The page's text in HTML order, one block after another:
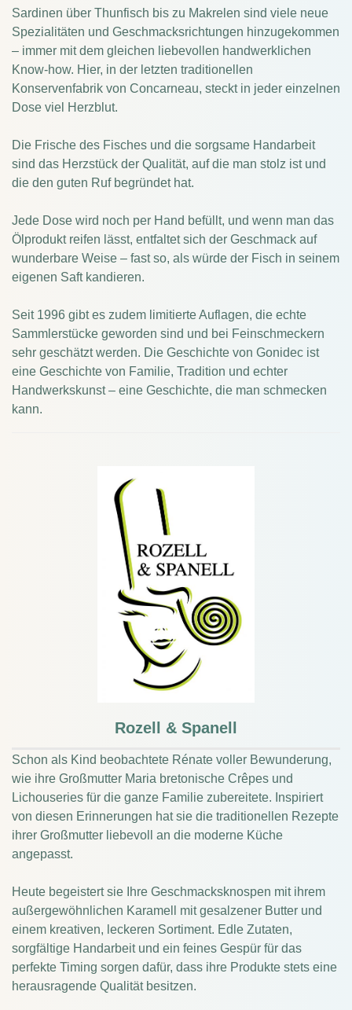
Sardinen über Thunfisch bis zu Makrelen sind viele neue
Spezialitäten und Geschmacksrichtungen hinzugekommen
– immer mit dem gleichen liebevollen handwerklichen
Know-how. Hier, in der letzten traditionellen
Konservenfabrik von Concarneau, steckt in jeder einzelnen
Dose viel Herzblut.
Die Frische des Fisches und die sorgsame Handarbeit
sind das Herzstück der Qualität, auf die man stolz ist und
die den guten Ruf begründet hat.
Jede Dose wird noch per Hand befüllt, und wenn man das
Ölprodukt reifen lässt, entfaltet sich der Geschmack auf
wunderbare Weise – fast so, als würde der Fisch in seinem
eigenen Saft kandieren.
Seit 1996 gibt es zudem limitierte Auflagen, die echte
Sammlerstücke geworden sind und bei Feinschmeckern
sehr geschätzt werden. Die Geschichte von Gonidec ist
eine Geschichte von Familie, Tradition und echter
Handwerkskunst – eine Geschichte, die man schmecken
kann.
Rozell & Spanell
Schon als Kind beobachtete Rénate voller Bewunderung,
wie ihre Großmutter Maria bretonische Crêpes und
Lichouseries für die ganze Familie zubereitete. Inspiriert
von diesen Erinnerungen hat sie die traditionellen Rezepte
ihrer Großmutter liebevoll an die moderne Küche
angepasst.
Heute begeistert sie Ihre Geschmacksknospen mit ihrem
außergewöhnlichen Karamell mit gesalzener Butter und
einem kreativen, leckeren Sortiment. Edle Zutaten,
sorgfältige Handarbeit und ein feines Gespür für das
perfekte Timing sorgen dafür, dass ihre Produkte stets eine
herausragende Qualität besitzen.